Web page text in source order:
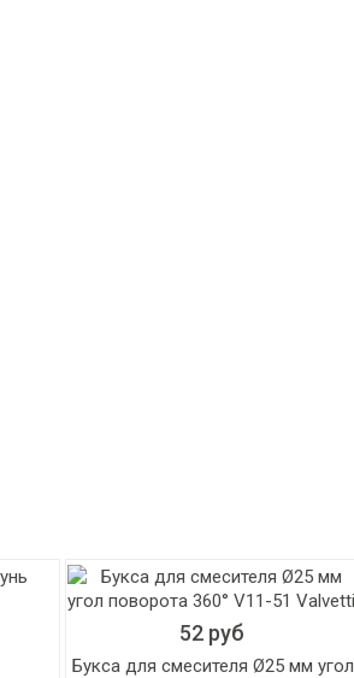
52 руб
Букса для смесителя Ø25 мм угол